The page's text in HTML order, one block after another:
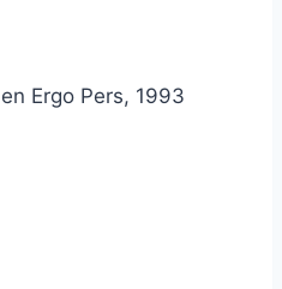
Ergo Pers, 1993